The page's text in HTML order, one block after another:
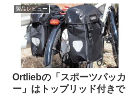
製品レビュー
Ortliebの「スポーツパッカ
ー」はトップリッド付きで